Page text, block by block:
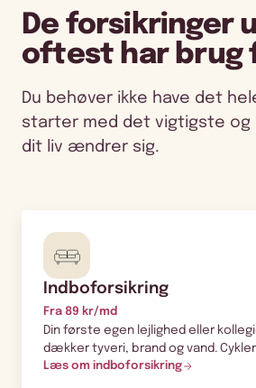
De forsikringer
oftest har brug
Du behøver ikke have det
starter med det vigtigste og
dit liv ændrer sig.
Indboforsikring
Fra 89 kr/md
Din første egen lejlighed eller
dækker tyveri, brand og vand.
Læs om indboforsikring